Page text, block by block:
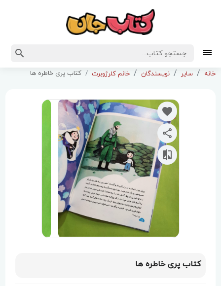
خانه سایر نویسندگان خانم کلرژوبرت کتاب پری خاطره ها
کتاب پری خاطره ها